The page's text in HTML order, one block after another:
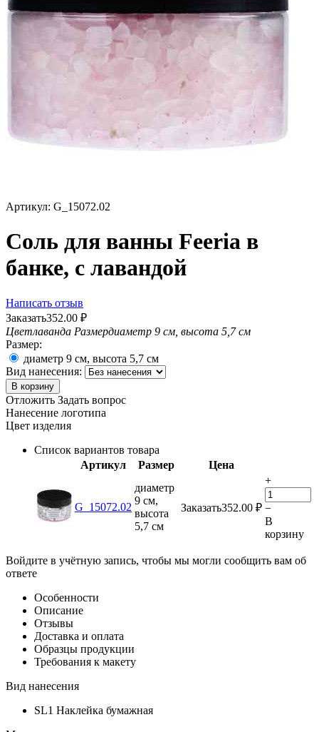
Артикул: G_15072.02
Соль для ванны Feeria в
банке, с лавандой
Написать отзыв
Заказать352.00 ₽
Цветлаванда Размердиаметр 9 см, высота 5,7 см
Размер:
диаметр 9 см, высота 5,7 см
Вид нанесения:
В корзину
Отложить Задать вопрос
Нанесение логотипа
Цвет изделия
Список вариантов товара
Артикул
Размер Цена
G_15072.02
диаметр
9 см,
высота
5,7 см
Заказать352.00 ₽
+
−
В
корзину
Войдите в учётную запись, чтобы мы могли сообщить вам об
ответе
Особенности
Описание
Отзывы
Доставка и оплата
Образцы продукции
Требования к макету
Вид нанесения
SL1 Наклейка бумажная